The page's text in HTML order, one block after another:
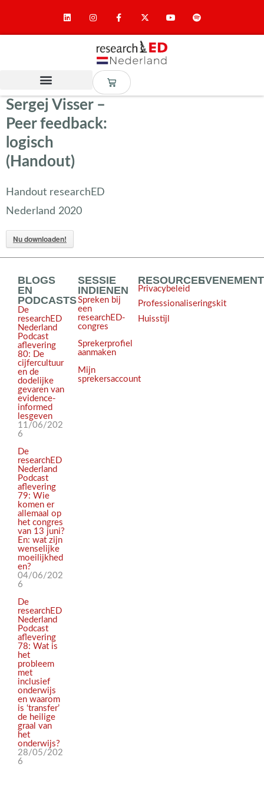
Sergej Visser –
Peer feedback:
logisch
(Handout)
Handout researchED
Nederland 2020
Nu downloaden!
BLOGS
EN
PODCASTS
De
researchED
Nederland
Podcast
aflevering
80: De
cijfercultuur
en de
dodelijke
gevaren van
evidence-
informed
lesgeven
11/06/202
6
De
researchED
Nederland
Podcast
aflevering
79: Wie
komen er
allemaal op
het congres
van 13 juni?
En: wat zijn
wenselijke
moeilijkhed
en?
04/06/202
6
De
researchED
Nederland
Podcast
aflevering
78: Wat is
het
probleem
met
inclusief
onderwijs
en waarom
is ‘transfer’
de heilige
graal van
het
onderwijs?
28/05/202
6
SESSIE
INDIENEN
Spreken bij
een
researchED-
congres
Sprekerprofiel
aanmaken
Mijn
sprekersaccount
RESOURCES
Privacybeleid
Professionaliseringskit
Huisstijl